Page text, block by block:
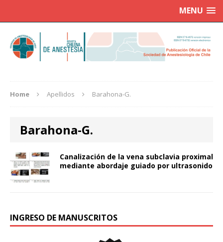
MENU
Home Apellidos Barahona-G.
Barahona-G.
Canalización de la vena subclavia proximal
mediante abordaje guiado por ultrasonido
INGRESO DE MANUSCRITOS